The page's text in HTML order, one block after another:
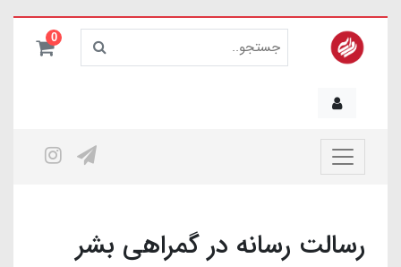
0
رسالت رسانه در گمراهی بشر